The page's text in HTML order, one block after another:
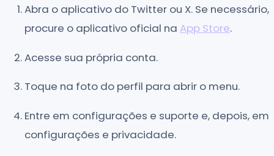
Abra o aplicativo do Twitter ou X. Se necessário,
procure o aplicativo oficial na App Store.
Acesse sua própria conta.
Toque na foto do perfil para abrir o menu.
Entre em configurações e suporte e, depois, em
configurações e privacidade.